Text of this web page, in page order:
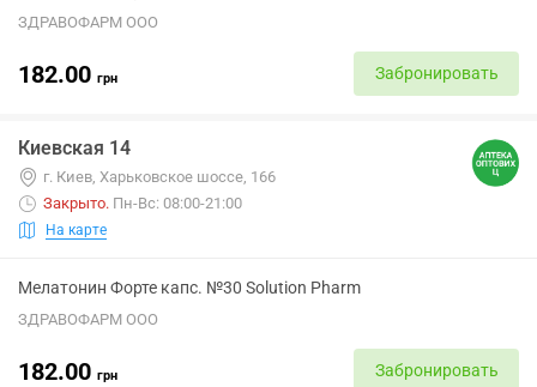
ЗДРАВОФАРМ ООО
182.00 грн Забронировать
Киевская 14
г. Киев, Харьковское шоссе, 166
Закрыто. Пн-Вс: 08:00-21:00
На карте
Мелатонин Форте капс. №30 Solution Pharm
ЗДРАВОФАРМ ООО
182.00 грн Забронировать